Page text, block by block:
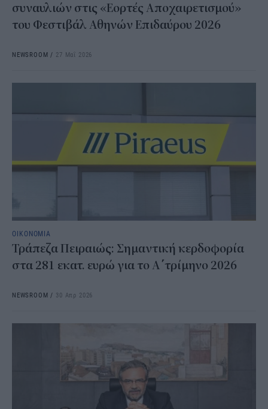
συναυλιών στις «Εορτές Αποχαιρετισμού»
του Φεστιβάλ Αθηνών Επιδαύρου 2026
NEWSROOM / 27 Μαΐ 2026
ΟΙΚΟΝΟΜΙΑ
Τράπεζα Πειραιώς: Σημαντική κερδοφορία
στα 281 εκατ. ευρώ για το Α΄τρίμηνο 2026
NEWSROOM / 30 Απρ 2026